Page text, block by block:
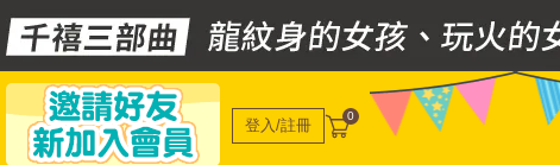
登入/註冊 0